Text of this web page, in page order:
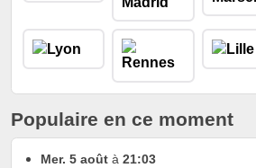
Populaire en ce moment
Mer. 5 août à 21:03